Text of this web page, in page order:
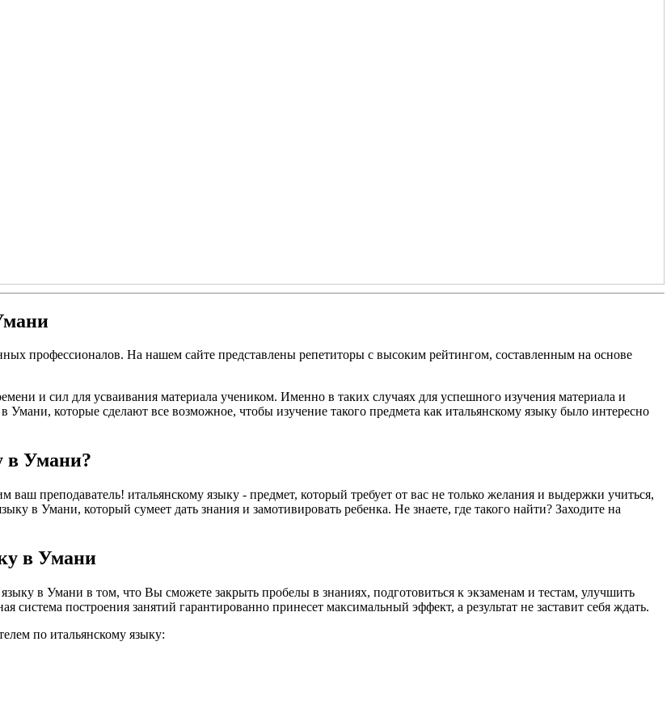
профессионалов. На нашем сайте представлены репетиторы с высоким рейтингом, составленным на основе
и сил для усваивания материала учеником. Именно в таких случаях для успешного изучения материала и
которые сделают все возможное, чтобы изучение такого предмета как итальянскому языку было интересно
в Умани?
преподаватель! итальянскому языку - предмет, который требует от вас не только желания и выдержки учиться,
в Умани, который сумеет дать знания и замотивировать ребенка. Не знаете, где такого найти? Заходите на
в Умани
в Умани в том, что Вы сможете закрыть пробелы в знаниях, подготовиться к экзаменам и тестам, улучшить
система построения занятий гарантированно принесет максимальный эффект, а результат не заставит себя ждать.
по итальянскому языку: